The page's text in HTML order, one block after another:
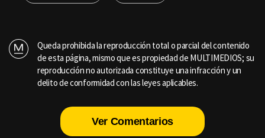
Queda prohibida la reproducción total o parcial del contenido
de esta página, mismo que es propiedad de MULTIMEDIOS; su
reproducción no autorizada constituye una infracción y un
delito de conformidad con las leyes aplicables.
Ver Comentarios